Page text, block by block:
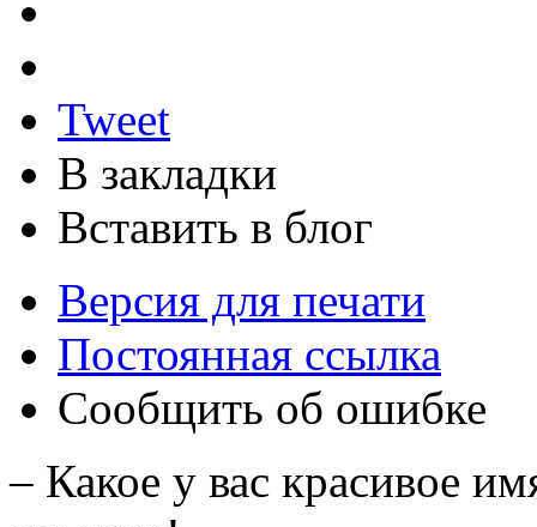
Tweet
В закладки
Вставить в блог
Версия для печати
Постоянная ссылка
Сообщить об ошибке
– Какое у вас красивое